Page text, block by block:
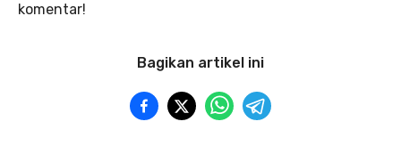
komentar!
Bagikan artikel ini